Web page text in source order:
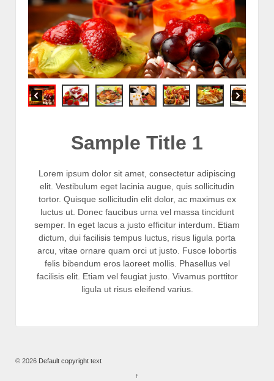
Sample Title 1
Lorem ipsum dolor sit amet, consectetur adipiscing
elit. Vestibulum eget lacinia augue, quis sollicitudin
tortor. Quisque sollicitudin elit dolor, ac maximus ex
luctus ut. Donec faucibus urna vel massa tincidunt
semper. In eget lacus a justo efficitur interdum. Etiam
dictum, dui facilisis tempus luctus, risus ligula porta
arcu, vitae ornare quam orci ut justo. Fusce lobortis
felis bibendum eros laoreet mollis. Phasellus vel
facilisis elit. Etiam vel feugiat justo. Vivamus porttitor
ligula ut risus eleifend varius.
© 2026 Default copyright text
↑